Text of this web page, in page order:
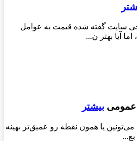
سایت گفته شده قیمت به عوامل
آیا بهتر ن...
عمومی بیشتر
یا همون نقطه رو عمیق‌تر بهینه